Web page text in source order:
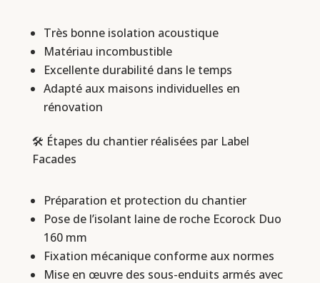
Très bonne isolation acoustique
Matériau incombustible
Excellente durabilité dans le temps
Adapté aux maisons individuelles en
rénovation
🛠️ Étapes du chantier réalisées par Label
Facades
Préparation et protection du chantier
Pose de l’isolant laine de roche Ecorock Duo
160 mm
Fixation mécanique conforme aux normes
Mise en œuvre des sous-enduits armés avec